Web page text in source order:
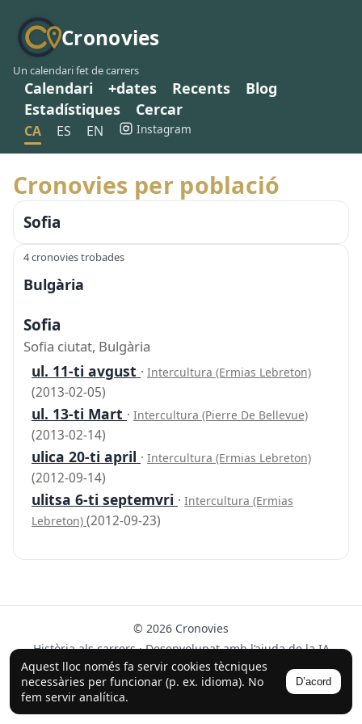
Cronovies
Un calendari fet de carrers
Calendari +dates Recents
Blog
Estadístiques
Cercar
CA ES EN Instagram
Aquest lloc només fa servir cookies tècniques
necessàries per funcionar (p. ex. idioma). No
fem servir analítica.
D’acord
Cronovies per població
Sofia
4 cronovies trobades
Bulgària
Sofia
Sofia ciutat, Bulgària
ul. 11-ti avgust · Intercultura (Ermias Lebreton)
(2013-02-05)
ul. 13-ti Mart · Intercultura (Pierre De Bellevue)
(2013-02-14)
ulica 20-ti april · Intercultura (Ermias Lebreton)
(2012-09-14)
ulitsa 6-ti septemvri · Intercultura (Ermias
Lebreton) (2012-09-23)
© 2026 Cronovies
Història als carrers · Desenvolupat amb l’ajuda de la IA
(ChatGPT).
Segueix-nos a Instagram